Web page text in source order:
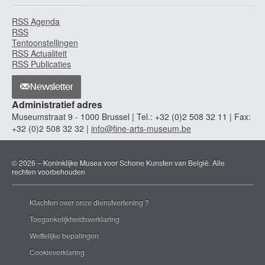
Riedel Hélène
Opava (Tsjechië) 1901 - Brussel 1991
Rigaud Hyacinthe
Perpignan, Pyrénées-Orientales (Frankrijk) 1659 - Parijs (Frankrijk) 1743
Rijckhals Frans
Middelburg (Nederland) 1647
Rijnland, Langerwehe
Riley John
Londen (Engeland, Verenigd Koninkrijk) 1646 - 1691
Sint-Joost-ten-Node / Brussel 1894 - Herbeumont 1973
Riopelle Jean-Paul
Montreal (Canada) 1923 - Québec (Canada) 2002
Roata Toma
Kortrijk 1807 - Brussel 1899
RSS Agenda
RSS
Tentoonstellingen
RSS Actualiteit
RSS Publicaties
Newsletter
Administratief adres
Museumstraat 9 - 1000 Brussel | Tel.: +32 (0)2 508 32 11 | Fax:
+32 (0)2 508 32 32 | info@fine-arts-museum.be
© 2026 – Koninklijke Musea voor Schone Kunsten van België. Alle
rechten voorbehouden
Klachten over onze dienstverlening ?
Toegankelijkheidsverklaring
Wettelijke bepalingen
Cookieverklaring